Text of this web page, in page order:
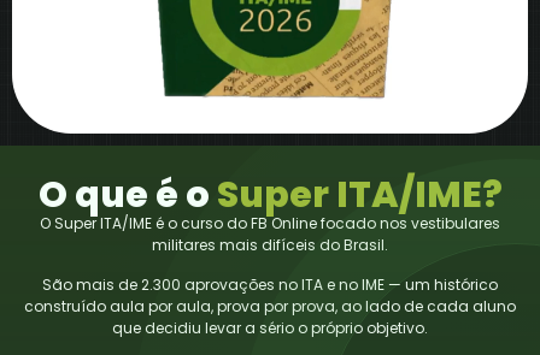
O que é oSuper ITA/IME?
O Super ITA/IME é o curso do FB Online focado nos vestibulares
militares mais difíceis do Brasil.
São mais de 2.300 aprovações no ITA e no IME — um histórico
construído aula por aula, prova por prova, ao lado de cada aluno
que decidiu levar a sério o próprio objetivo.